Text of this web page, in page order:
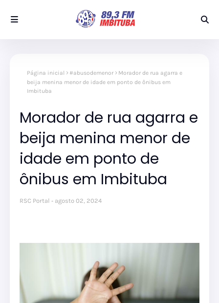
Página inicial #abusodemenor
Morador de rua agarra e
beija menina menor de idade em ponto de ônibus em
Imbituba
Morador de rua agarra e
beija menina menor de
idade em ponto de
ônibus em Imbituba
RSC Portal agosto 02, 2024